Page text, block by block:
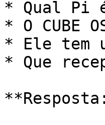
* Qual Pi é
* O CUBE
* Ele tem
* Que